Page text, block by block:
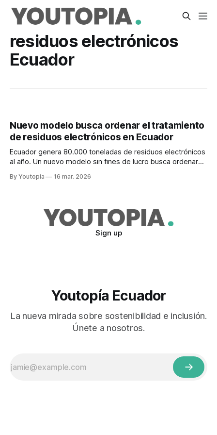
residuos electrónicos
Ecuador
Nuevo modelo busca ordenar el tratamiento
de residuos electrónicos en Ecuador
Ecuador genera 80.000 toneladas de residuos electrónicos
al año. Un nuevo modelo sin fines de lucro busca ordenar
By Youtopia 16 mar. 2026
Sign up
Youtopía Ecuador
La nueva mirada sobre sostenibilidad e inclusión.
Únete a nosotros.